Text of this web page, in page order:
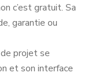
c’est gratuit. Sa
garantie ou
projet se
et son interface